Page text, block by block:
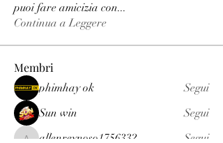
puoi fare amicizia con...
Continua a Leggere
Membri
phimhay ok
Segui
Sun win
Segui
allenreynoso1756332 Segui